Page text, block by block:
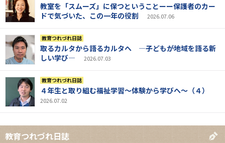
教室を「スムーズ」に保つということーー保護者のカー
ドで気づいた、この一年の役割
2026.07.06
教育つれづれ日誌
取るカルタから語るカルタへ ―子どもが地域を語る新
しい学び―
2026.07.03
教育つれづれ日誌
４年生と取り組む福祉学習～体験から学びへ～（４）
2026.07.02
教育つれづれ日誌